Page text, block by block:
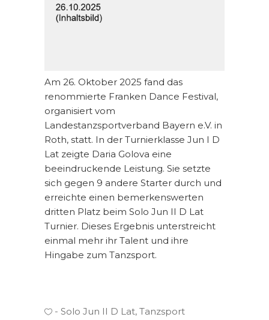
Am 26. Oktober 2025 fand das
renommierte Franken Dance Festival,
organisiert vom
Landestanzsportverband Bayern e.V. in
Roth, statt. In der Turnierklasse Jun I D
Lat zeigte Daria Golova eine
beeindruckende Leistung. Sie setzte
sich gegen 9 andere Starter durch und
erreichte einen bemerkenswerten
dritten Platz beim Solo Jun II D Lat
Turnier. Dieses Ergebnis unterstreicht
einmal mehr ihr Talent und ihre
Hingabe zum Tanzsport.
Solo Jun II D Lat, Tanzsport